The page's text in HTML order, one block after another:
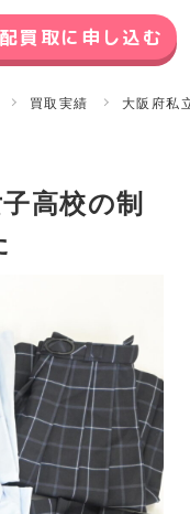
買取に申し込む
買取実績 大阪府私
高校の制